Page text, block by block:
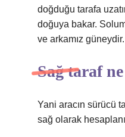
doğduğu tarafa
doğuya bakar.
ve arkamız güneydir.
Sağ taraf
Yani aracın sürücü
sağ olarak